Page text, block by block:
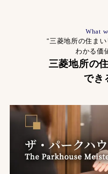
What
“三菱地所の住ま
わかる価
三菱地所の
でき